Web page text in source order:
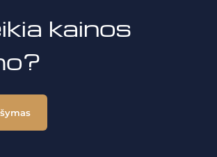
kainos